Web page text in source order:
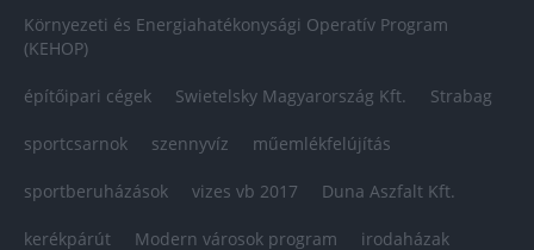
Környezeti és Energiahatékonysági Operatív Program
(KEHOP)
építőipari cégek Swietelsky Magyarország Kft. Strabag
sportcsarnok szennyvíz műemlékfelújítás
sportberuházások vizes vb 2017 Duna Aszfalt Kft.
kerékpárút Modern városok program irodaházak